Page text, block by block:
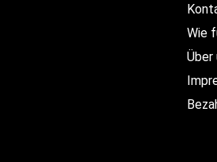
Wie
Über